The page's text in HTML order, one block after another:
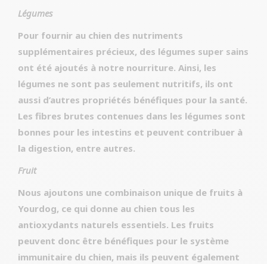
Légumes
Pour fournir au chien des nutriments
supplémentaires précieux, des légumes super sains
ont été ajoutés à notre nourriture. Ainsi, les
légumes ne sont pas seulement nutritifs, ils ont
aussi d’autres propriétés bénéfiques pour la santé.
Les fibres brutes contenues dans les légumes sont
bonnes pour les intestins et peuvent contribuer à
la digestion, entre autres.
Fruit
Nous ajoutons une combinaison unique de fruits à
Yourdog, ce qui donne au chien tous les
antioxydants naturels essentiels. Les fruits
peuvent donc être bénéfiques pour le système
immunitaire du chien, mais ils peuvent également